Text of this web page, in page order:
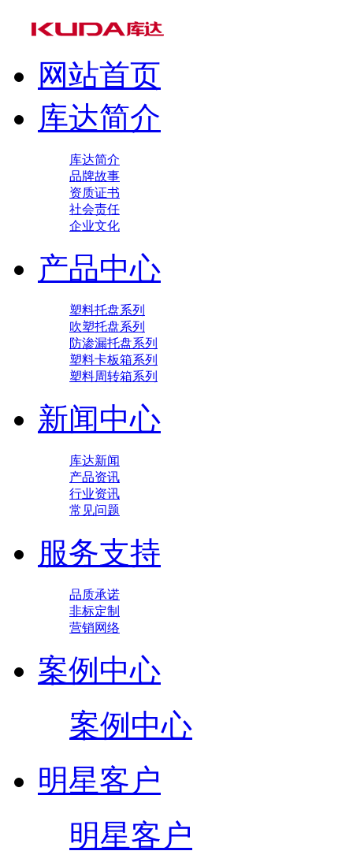
网站首页
库达简介
库达简介
品牌故事
资质证书
社会责任
企业文化
产品中心
塑料托盘系列
吹塑托盘系列
防渗漏托盘系列
塑料卡板箱系列
塑料周转箱系列
新闻中心
库达新闻
产品资讯
行业资讯
常见问题
服务支持
品质承诺
非标定制
营销网络
案例中心
案例中心
明星客户
明星客户